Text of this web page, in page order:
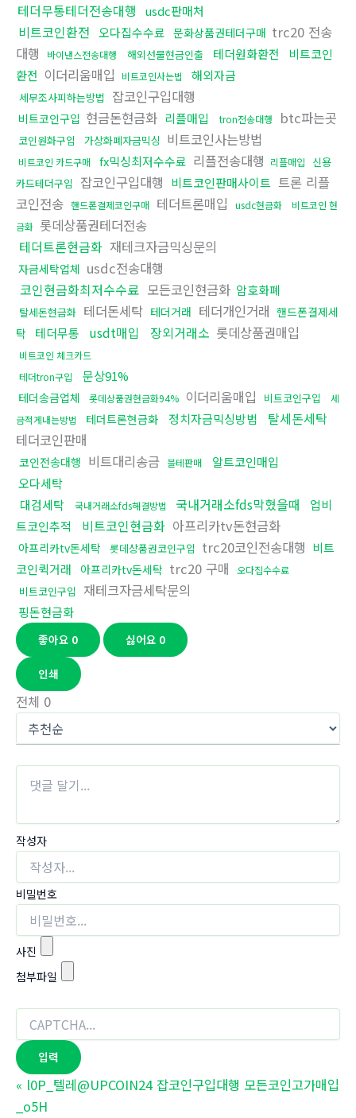
테더무통테더전송대행
usdc판매처
비트코인환전 오다집수수료 문화상품권테더구매 trc20 전송
대행
바이낸스전송대행 해외선물현금인출 테더원화환전
비트코인
환전 이더리움매입 비트코인사는법 해외자금
세무조사피하는방법 잡코인구입대행
비트코인구입 현금돈현금화 리플매입 tron전송대행 btc파는곳
코인원화구입 가상화폐자금믹싱 비트코인사는방법
비트코인 카드구매 fx믹싱최저수수료 리플전송대행 리플매입
신용
카드테더구입
잡코인구입대행 비트코인판매사이트 트론 리플
코인전송 핸드폰결제코인구매 테더트론매입 usdc현금화
비트코인 현
금화 롯데상품권테더전송
테더트론현금화 재테크자금믹싱문의
자금세탁업체 usdc전송대행
코인현금화최저수수료 모든코인현금화 암호화폐
탈세돈현금화 테더돈세탁 테더거래 테더개인거래 핸드폰결제세
탁
테더무통 usdt매입 장외거래소 롯데상품권매입
비트코인 체크카드
테더tron구입
문상91%
테더송금업체 롯데상품권현금화94% 이더리움매입 비트코인구입
세
금적게내는방법
테더트론현금화 정치자금믹싱방법
탈세돈세탁
테더코인판매
코인전송대행 비트대리송금 블테판매
알트코인매입
오다세탁
대검세탁
국내거래소fds해결방법 국내거래소fds막혔을때
업비
트코인추적
비트코인현금화 아프리카tv돈현금화
아프리카tv돈세탁 롯데상품권코인구입 trc20코인전송대행 비트
코인퀵거래
아프리카tv돈세탁 trc20 구매 오다집수수료
비트코인구입 재테크자금세탁문의
핑돈현금화
좋아요 0 싫어요 0
인쇄
전체 0
작성자
비밀번호
사진
첨부파일
« l0P_텔레@UPCOIN24 잡코인구입대행 모든코인고가매입
_o5H